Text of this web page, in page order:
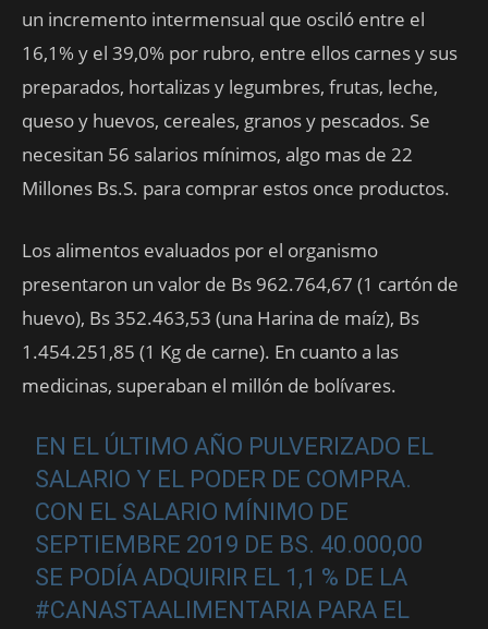
un incremento intermensual que osciló entre el
16,1% y el 39,0% por rubro, entre ellos carnes y sus
preparados, hortalizas y legumbres, frutas, leche,
queso y huevos, cereales, granos y pescados. Se
necesitan 56 salarios mínimos, algo mas de 22
Millones Bs.S. para comprar estos once productos.
Los alimentos evaluados por el organismo
presentaron un valor de Bs 962.764,67 (1 cartón de
huevo), Bs 352.463,53 (una Harina de maíz), Bs
1.454.251,85 (1 Kg de carne). En cuanto a las
medicinas, superaban el millón de bolívares.
EN EL ÚLTIMO AÑO PULVERIZADO EL
SALARIO Y EL PODER DE COMPRA.
CON EL SALARIO MÍNIMO DE
SEPTIEMBRE 2019 DE BS. 40.000,00
SE PODÍA ADQUIRIR EL 1,1 % DE LA
#CANASTAALIMENTARIA PARA EL